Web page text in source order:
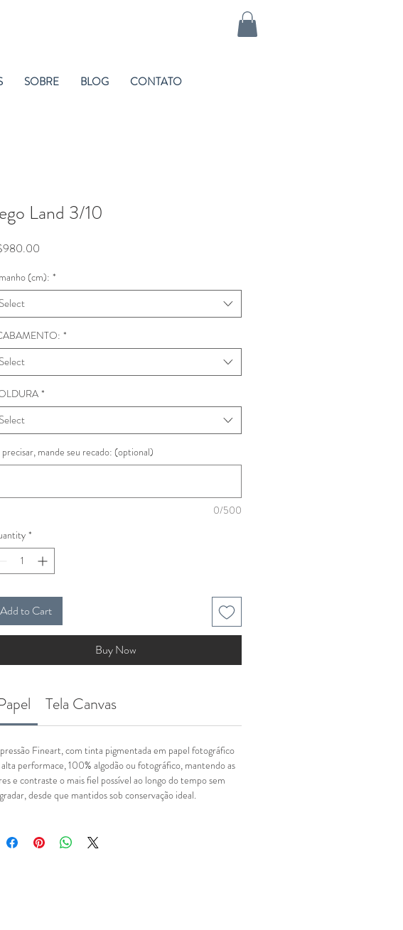
SOBRE BLOG CONTATO
Land 3/10
(cm): *
Select
*
Select
*
Select
precisar, mande seu recado: (optional)
0/500
*
Add to Cart
Buy Now
Tela Canvas
Fineart, com tinta pigmentada em papel fotográfico
performace, 100% algodão ou fotográfico, mantendo as
e contraste o mais fiel possível ao longo do tempo sem
desde que mantidos sob conservação ideal.